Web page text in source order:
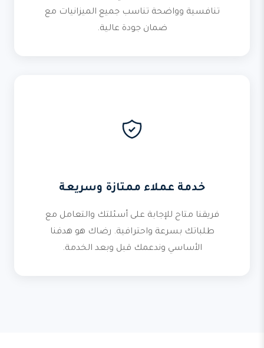
تنافسية وواضحة تناسب جميع الميزانيات مع
ضمان جودة عالية.
خدمة عملاء ممتازة وسريعة
فريقنا متاح للإجابة على أسئلتك والتعامل مع
طلباتك بسرعة واحترافية. رضاك هو هدفنا
الأساسي وندعمك قبل وبعد الخدمة.